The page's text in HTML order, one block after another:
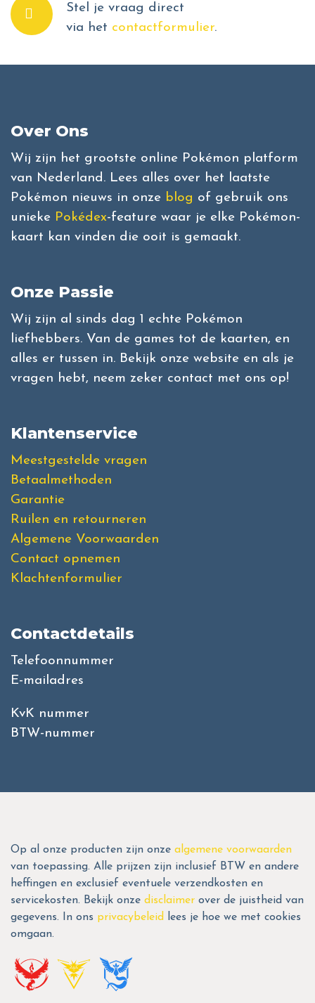
Stel je vraag direct
via het contactformulier.
Over Ons
Wij zijn het grootste online Pokémon platform
van Nederland. Lees alles over het laatste
Pokémon nieuws in onze blog of gebruik ons
unieke Pokédex-feature waar je elke Pokémon-
kaart kan vinden die ooit is gemaakt.
Onze Passie
Wij zijn al sinds dag 1 echte Pokémon
liefhebbers. Van de games tot de kaarten, en
alles er tussen in. Bekijk onze website en als je
vragen hebt, neem zeker contact met ons op!
Klantenservice
Meestgestelde vragen
Betaalmethoden
Garantie
Ruilen en retourneren
Algemene Voorwaarden
Contact opnemen
Klachtenformulier
Contactdetails
Telefoonnummer
E-mailadres
KvK nummer
BTW-nummer
Op al onze producten zijn onze algemene voorwaarden
van toepassing. Alle prijzen zijn inclusief BTW en andere
heffingen en exclusief eventuele verzendkosten en
servicekosten. Bekijk onze disclaimer over de juistheid van
gegevens. In ons privacybeleid
lees je hoe we met cookies
omgaan.